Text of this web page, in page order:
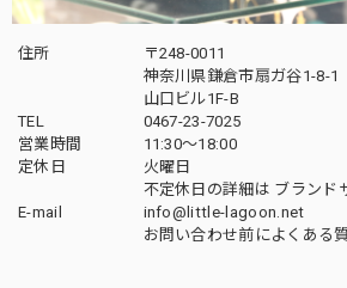
住所
〒248-0011
神奈川県鎌倉市扇ガ谷1-8-1
山口ビル1F-B
TEL
0467-23-7025
営業時間
11:30～18:00
定休日
火曜日
不定休日の詳細は ブランド
E-mail
info@little-lagoon.net
お問い合わせ前によくある